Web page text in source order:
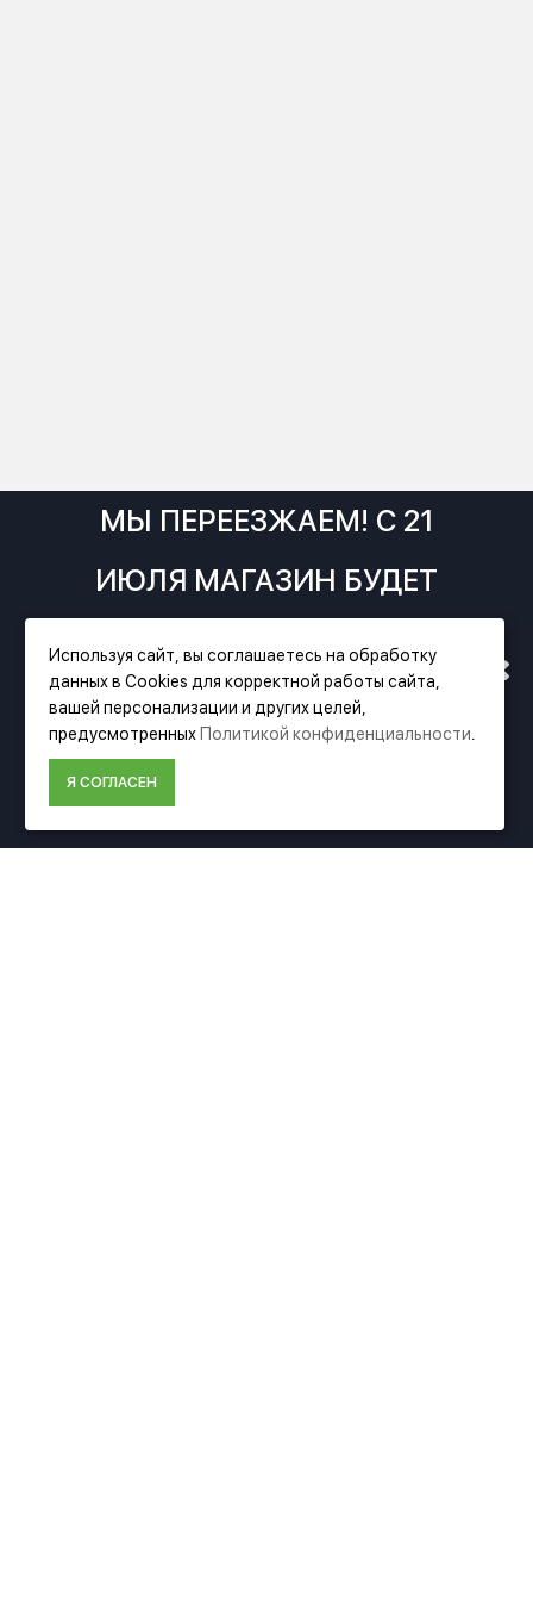
МЫ ПЕРЕЕЗЖАЕМ! С 21
ИЮЛЯ МАГАЗИН БУДЕТ
РАБОТАТЬ ПО НОВОМУ
АДРЕСУ. ПОДРОБНАЯ
ИНФОРМАЦИЯ О ПЕРЕЕЗДЕ
ИНФОРМАЦИЯ
О компании Festool
Используя сайт, вы соглашаетесь на обработку
данных в Cookies для корректной работы сайта,
вашей персонализации и других целей,
предусмотренных Политикой конфиденциальности
Я СОГЛАСЕН